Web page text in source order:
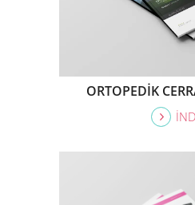
ORTOPEDİK